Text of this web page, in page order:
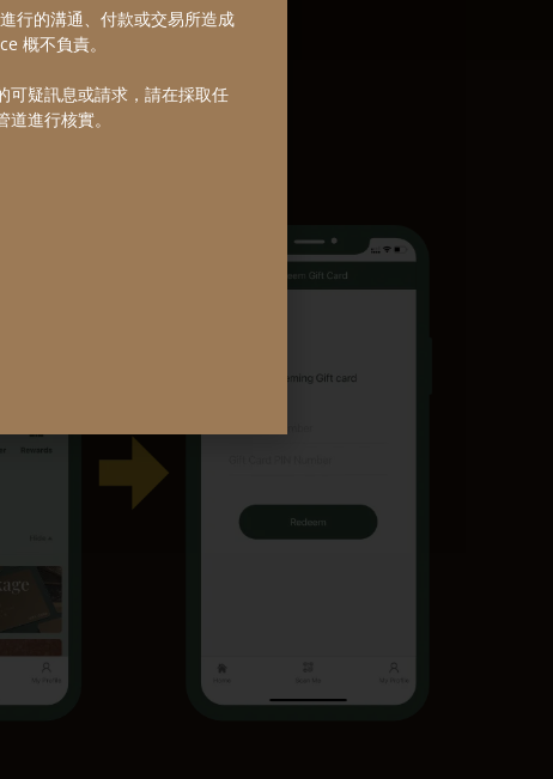
行的溝通、付款或交易所造成
概不負責。
可疑訊息或請求，請在採取任
進行核實。